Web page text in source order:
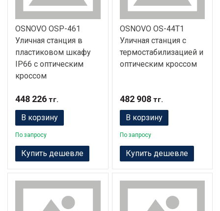
OSNOVO OSP-461
Уличная станция в
пластиковом шкафу
IP66 с оптическим
кроссом
448 226 тг.
В корзину
По запросу
Купить дешевле
OSNOVO OS-44T1
Уличная станция с
термостабилизацией и
оптическим кроссом
482 908тг.
В корзину
По запросу
Купить дешевле